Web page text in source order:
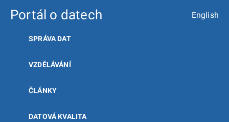
Portál o datech English
SPRÁVA DAT
VZDĚLÁVÁNÍ
ČLÁNKY
DATOVÁ KVALITA